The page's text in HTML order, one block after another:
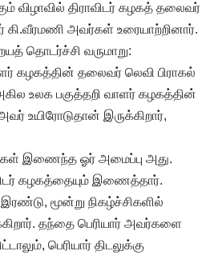
விழாவில் திராவிடர் கழகத் தலைவர்
கி.வீரமணி அவர்கள் உரையாற்றினார்.
தொடர்ச்சி வருமாறு:
கழகத்தின் தலைவர் லெவி பிராகல்
உலக பகுத்தறி வாளர் கழகத்தின்
உயிரோடுதான் இருக்கிறார்,
இணைந்த ஓர் அமைப்பு அது.
கழகத்தையும் இணைத்தார்.
மூன்று நிகழ்ச்சிகளில்
தந்தை பெரியார் அவர்களை
பெரியார் திடலுக்கு